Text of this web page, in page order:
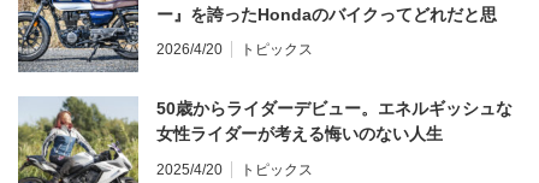
ー』を誇ったHondaのバイクってどれだと思
う？
2026/4/20 トピックス
50歳からライダーデビュー。エネルギッシュな
女性ライダーが考える悔いのない人生
2025/4/20 トピックス